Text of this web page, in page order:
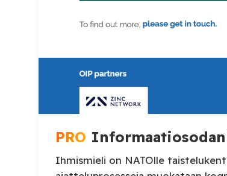
PRO
Ihmismieli on NATOlle